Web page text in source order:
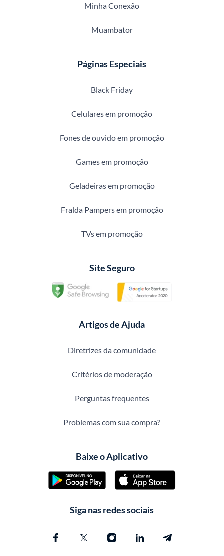
Minha Conexão
Muambator
Páginas Especiais
Black Friday
Celulares em promoção
Fones de ouvido em promoção
Games em promoção
Geladeiras em promoção
Fralda Pampers em promoção
TVs em promoção
Site Seguro
Artigos de Ajuda
Diretrizes da comunidade
Critérios de moderação
Perguntas frequentes
Problemas com sua compra?
Baixe o Aplicativo
Siga nas redes sociais